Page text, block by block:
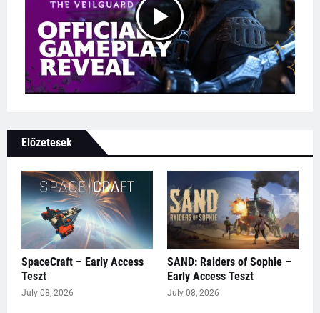
Előzetesek
SpaceCraft – Early Access
Teszt
July 08, 2026
SAND: Raiders of Sophie –
Early Access Teszt
July 08, 2026